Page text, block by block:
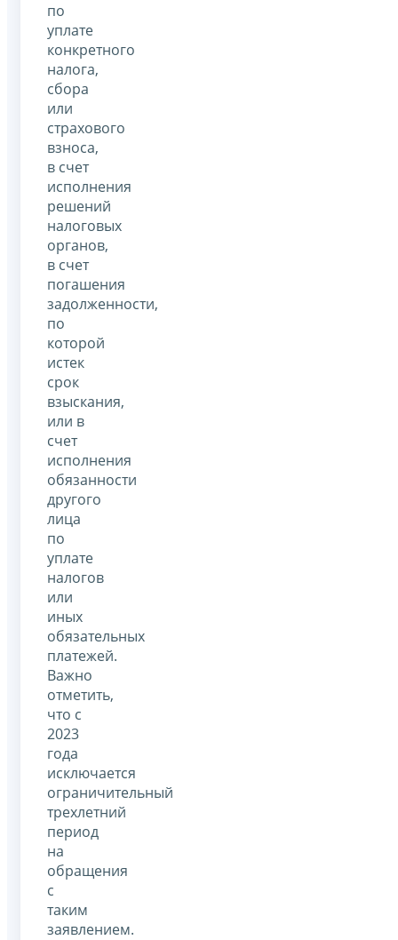
по
уплате
конкретного
налога,
сбора
или
страхового
взноса,
в счет
исполнения
решений
налоговых
органов,
в счет
погашения
задолженности,
по
которой
истек
срок
взыскания,
или в
счет
исполнения
обязанности
другого
лица
по
уплате
налогов
или
иных
обязательных
платежей.
Важно
отметить,
что с
2023
года
исключается
ограничительный
трехлетний
период
на
обращения
с
таким
заявлением.